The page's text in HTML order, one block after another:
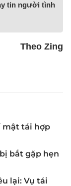
tin người tình
Theo Zing
mật tái hợp
bắt gặp hẹn
lại: Vụ tái